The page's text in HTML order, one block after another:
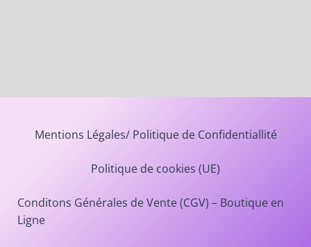
Mentions Légales/ Politique de Confidentiallité
Politique de cookies (UE)
Conditons Générales de Vente (CGV) – Boutique en
Ligne